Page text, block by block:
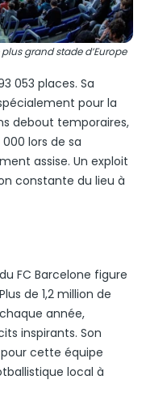
grand stade d’Europe
053 places. Sa
pour la
debout temporaires,
lors de sa
assise. Un exploit
constante du lieu à
FC Barcelone figure
de 1,2 million de
année,
inspirants. Son
cette équipe
local à